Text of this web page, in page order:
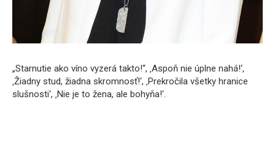
„Starnutie ako víno vyzerá takto!“, ‚Aspoň nie úplne nahá!‘,
‚Žiadny stud, žiadna skromnosť!‘, ‚Prekročila všetky hranice
slušnosti‘, ‚Nie je to žena, ale bohyňa!‘.